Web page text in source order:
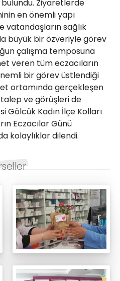
Ziyaretlerde
en önemli yapı
vatandaşların sağlık
büyük bir özveriyle görev
çalışma temposuna
veren tüm eczacıların
bir görev üstlendiği
ortamında gerçekleşen
ve görüşleri de
Gölcük Kadın İlçe Kolları
Eczacılar Günü
kolaylıklar dilendi.